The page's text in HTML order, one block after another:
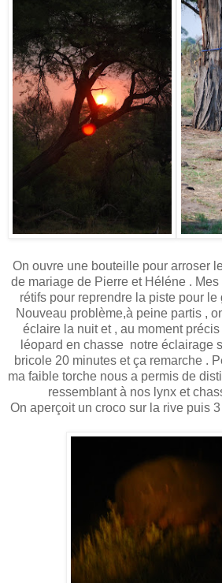
On ouvre une bouteille pour arroser
de mariage de Pierre et Héléne .
rétifs pour reprendre la piste pour
Nouveau problème,à peine partis ,
éclaire la nuit et , au moment
léopard en chasse notre éclairage
bricole 20 minutes et ça remarche .
ma faible torche nous a permis de
ressemblant à nos lynx et
On aperçoit un croco sur la rive puis